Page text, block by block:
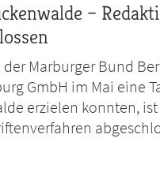
–
der Marburger Bund
GmbH im Mai eine
erzielen konnten,